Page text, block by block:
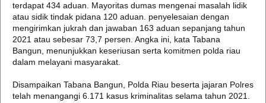
terdapat 434 aduan. Mayoritas dumas mengenai masalah lidik
atau sidik tindak pidana 120 aduan. penyelesaian dengan
mengirimkan jukrah dan jawaban 163 aduan sepanjang tahun
2021 atau sebesar 73,7 persen. Angka ini, kata Tabana
Bangun, menunjukkan keseriusan serta komitmen polda riau
dalam melayani masyarakat.
Disampaikan Tabana Bangun, Polda Riau beserta jajaran Polres
telah menangangi 6.171 kasus kriminalitas selama tahun 2021.